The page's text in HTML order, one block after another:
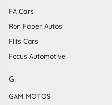
FA Cars
Ron Faber Autos
Flits Cars
Focus Automotive
G
GAM MOTOS